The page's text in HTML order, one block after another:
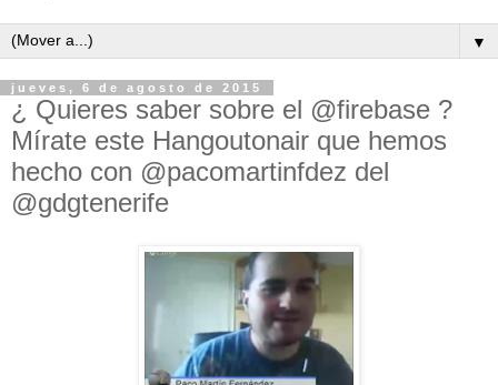
▼
jueves, 6 de agosto de 2015
¿ Quieres saber sobre el @firebase ?
Mírate este Hangoutonair que hemos
hecho con @pacomartinfdez del
@gdgtenerife